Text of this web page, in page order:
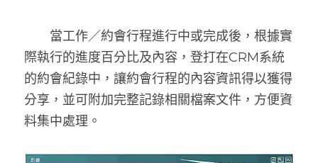
當工作／約會行程進行中或完成後，根據實
際執行的進度百分比及內容，登打在CRM系統
的約會紀錄中，讓約會行程的內容資訊得以獲得
分享，並可附加完整記錄相關檔案文件，方便資
料集中處理。